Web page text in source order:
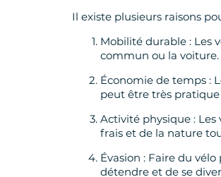
Il existe plusieurs raisons
Mobilité durable : Les
commun ou la
Économie de temps :
peut être très
Activité physique :
frais et de la nature
Évasion : Faire du
détendre et de se